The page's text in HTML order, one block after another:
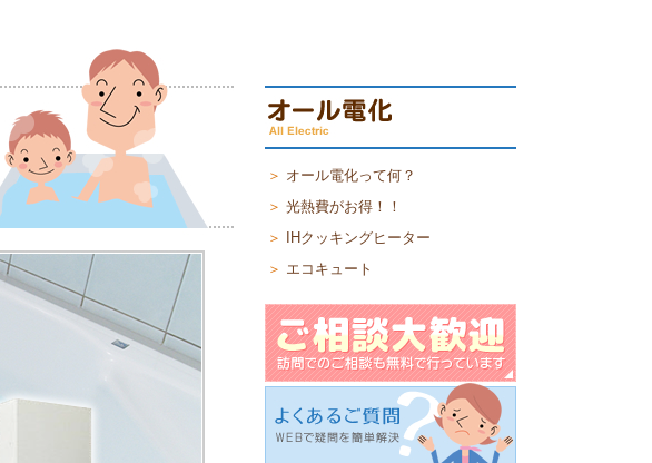
＞ オール電化って何？
＞ 光熱費がお得！！
＞
IHクッキングヒーター
＞ エコキュート